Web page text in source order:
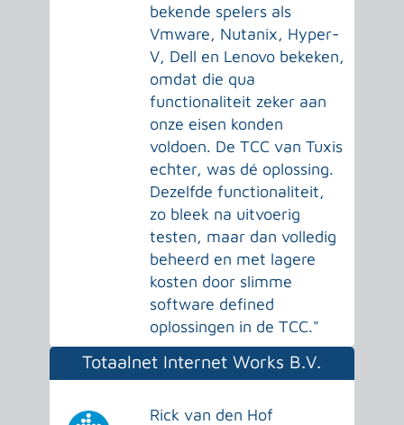
bekende spelers als
Vmware, Nutanix, Hyper-
V, Dell en Lenovo bekeken,
omdat die qua
functionaliteit zeker aan
onze eisen konden
voldoen. De TCC van Tuxis
echter, was dé oplossing.
Dezelfde functionaliteit,
zo bleek na uitvoerig
testen, maar dan volledig
beheerd en met lagere
kosten door slimme
software defined
oplossingen in de TCC."
Totaalnet Internet Works B.V.
Rick van den Hof